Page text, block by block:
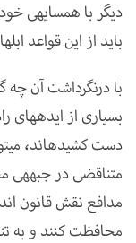
دیگر با همسایه­ی
باید از این قواعد
با درنگرداشت آن چه
بسیاری از
دست کشیده­اند،
متناقضی در جبهه­ی
مدافع نقش قانون
محافظت کنند و به